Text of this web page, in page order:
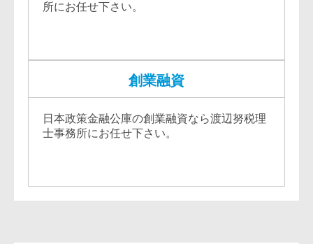
所にお任せ下さい。
創業融資
日本政策金融公庫の創業融資なら渡辺努税理
士事務所にお任せ下さい。